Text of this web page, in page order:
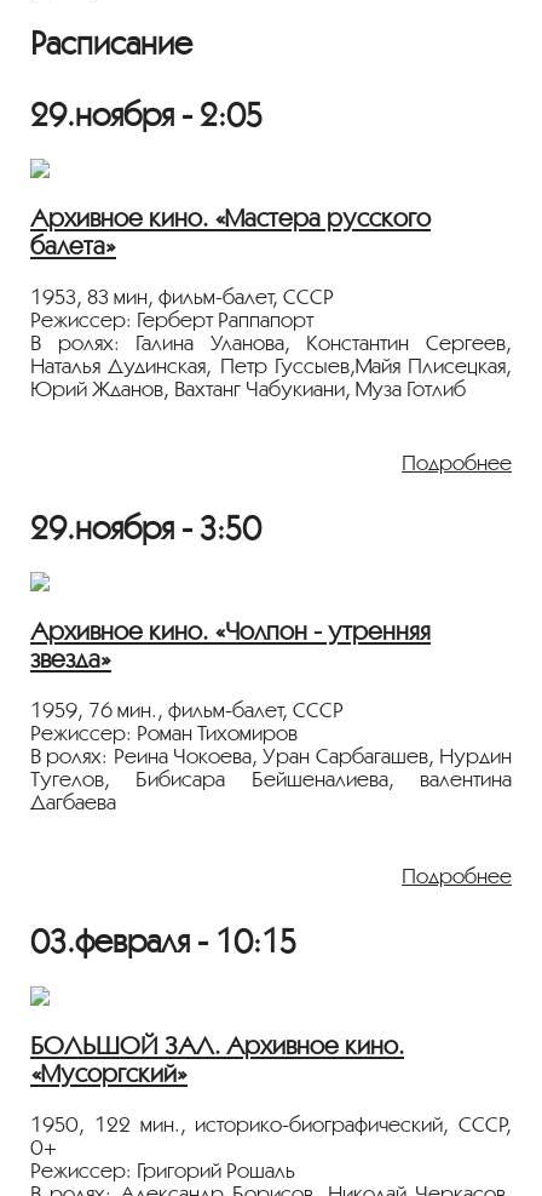
Расписание
29.ноября - 2:05
Архивное кино. «Мастера русского
балета»
1953, 83 мин, фильм-балет, СССР
Режиссер: Герберт Раппапорт
В ролях: Галина Уланова, Константин Сергеев,
Наталья Дудинская, Петр Гуссыев,Майя Плисецкая,
Юрий Жданов, Вахтанг Чабукиани, Муза Готлиб
из балетов Петра Чайковского “Лебединое озеро”,
Бориса Асафьева “Бахчисарайский фонтан” и
Специальная Большая премия Неделя европейских
фильмов в Парагвае-54.
Подробнее
29.ноября - 3:50
Архивное кино. «Чолпон - утренняя
звезда»
1959, 76 мин., фильм-балет, СССР
Режиссер: Роман Тихомиров
В ролях: Реина Чокоева, Уран Сарбагашев, Нурдин
Тугелов, Бибисара Бейшеналиева, валентина
Дагбаева
Киргизского государственного академического
театра оперы и балета. В основу балета и фильма
верной и всепобеждающей любви.
Подробнее
03.февраля - 10:15
БОЛЬШОЙ ЗАЛ. Архивное кино.
«Мусоргский»
1950, 122 мин., историко-биографический, СССР,
0+
Режиссер: Григорий Рошаль